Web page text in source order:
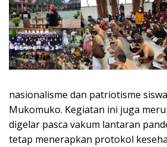
nasionalisme dan patriotisme
Mukomuko. Kegiatan ini juga
digelar pasca vakum lantaran
tetap menerapkan protokol